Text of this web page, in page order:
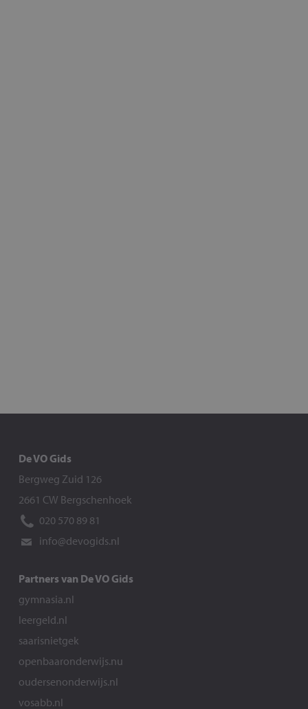
De VO Gids
Bergweg Zuid 126
2661 CW Bergschenhoek
020 570 89 81
info@devogids.nl
Partners van De VO Gids
gymnasia.nl
leergeld.nl
saarisnietgek
openbaaronderwijs.nu
oudersenonderwijs.nl
vosabb.nl